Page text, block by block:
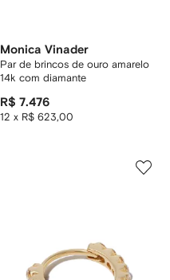
Monica Vinader
Par de brincos de ouro amarelo
14k com diamante
R$ 7.476
12 x R$ 623,00